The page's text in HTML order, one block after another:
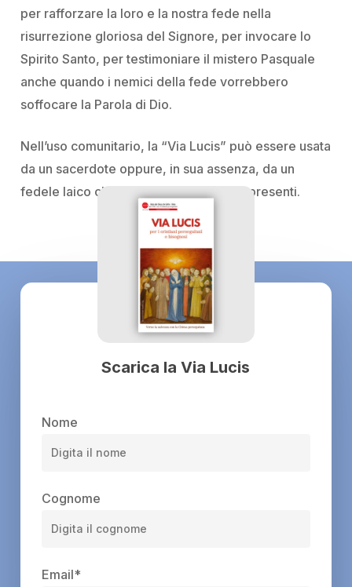
per rafforzare la loro e la nostra fede nella
risurrezione gloriosa del Signore, per invocare lo
Spirito Santo, per testimoniare il mistero Pasquale
anche quando i nemici della fede vorrebbero
soffocare la Parola di Dio.
Nell’uso comunitario, la “Via Lucis” può essere usata
da un sacerdote oppure, in sua assenza, da un
fedele laico che guidi la preghiera dei presenti.
Scarica la Via Lucis
Nome
Cognome
Email*